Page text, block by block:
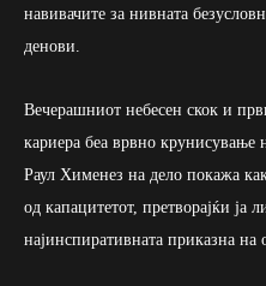
навивачите за нивната
денови.
Вечерашниот небесен скок и
кариера беа врвно крунисување
Раул Хименез на дело покажа
од капацитетот, претворајќи ја
најинспиративната приказна на